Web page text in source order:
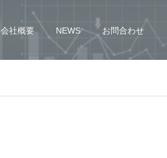
会社概要 NEWS お問合わせ